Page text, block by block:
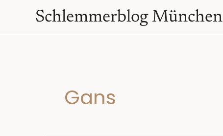
Schlemmerblog München
Gans